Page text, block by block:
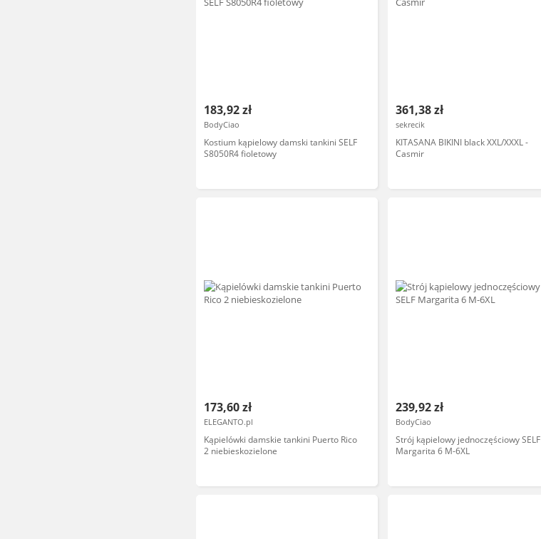
183,92 zł
BodyCiao
Kostium kąpielowy damski tankini SELF
S8050R4 fioletowy
361,38 zł
sekrecik
KITASANA BIKINI black XXL/XXXL -
Casmir
173,60 zł
ELEGANTO.pl
Kąpielówki damskie tankini Puerto Rico
2 niebieskozielone
239,92 zł
BodyCiao
Strój kąpielowy jednoczęściowy SELF
Margarita 6 M-6XL